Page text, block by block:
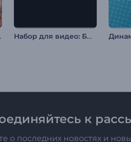
Набор для видео: Быстрая типографика
к
о последних новостях и